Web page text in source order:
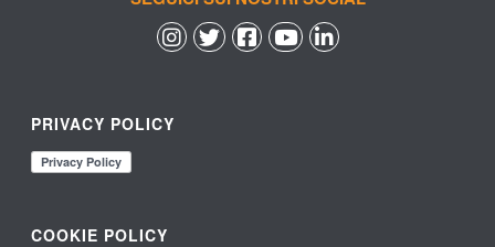
PRIVACY POLICY
COOKIE POLICY